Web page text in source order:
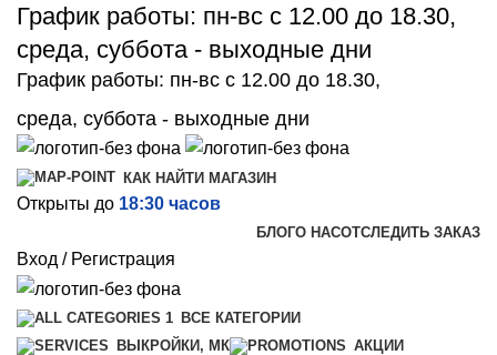
График работы: пн-вс с 12.00 до 18.30,
среда, суббота - выходные дни
График работы: пн-вс с 12.00 до 18.30,
среда, суббота - выходные дни
КАК НАЙТИ МАГАЗИН
Открыты до 18:30 часов
БЛОГО НАСОТСЛЕДИТЬ ЗАКАЗ
Вход / Регистрация
ВСЕ КАТЕГОРИИ
ВЫКРОЙКИ, МК
АКЦИИ